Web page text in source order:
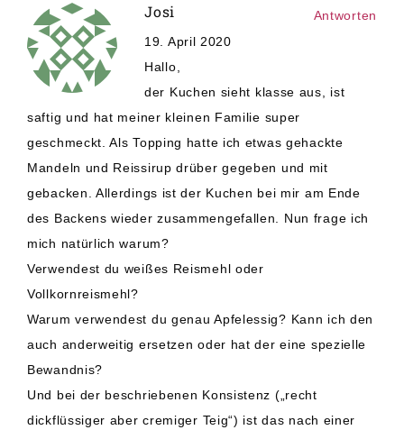
Josi
19. April 2020
Hallo,
der Kuchen sieht klasse aus, ist
saftig und hat meiner kleinen Familie super
geschmeckt. Als Topping hatte ich etwas gehackte
Mandeln und Reissirup drüber gegeben und mit
gebacken. Allerdings ist der Kuchen bei mir am Ende
des Backens wieder zusammengefallen. Nun frage ich
mich natürlich warum?
Verwendest du weißes Reismehl oder
Vollkornreismehl?
Warum verwendest du genau Apfelessig? Kann ich den
auch anderweitig ersetzen oder hat der eine spezielle
Bewandnis?
Und bei der beschriebenen Konsistenz („recht
dickflüssiger aber cremiger Teig“) ist das nach einer
Antworten